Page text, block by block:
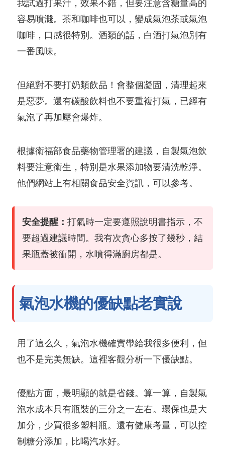
我試過打果汁，效果不錯，但要注意含糖量高的
容易噴濺。茶和咖啡也可以，變成氣泡茶或氣泡
咖啡，口感很特別。酒類的話，白酒打氣泡別有
一番風味。
但絕對不要打奶類飲品！會整個凝固，清理起來
是惡夢。還有碳酸飲料也不要重複打氣，已經有
氣泡了再加壓會爆炸。
根據衛福部食品藥物管理署的建議，自製氣泡飲
料要注意衛生，特別是水果添加物要清洗乾淨。
他們網站上有相關食品安全資訊，可以參考。
安全提醒： 打氣時一定要遵照說明書指示，不
要超過建議時間。我有次貪心多按了幾秒，結
果瓶蓋被衝開，水噴得滿廚房都是。
氣泡水機的優缺點老實說
用了這么久，氣泡水機確實帶給我很多便利，但
也不是完美無缺。這裡客觀分析一下優缺點。
優點方面，最明顯的就是省錢。算一算，自製氣
泡水成本只有瓶裝的三分之一左右。環保也是大
加分，少買很多塑料瓶。還有健康考量，可以控
制糖分添加，比喝汽水好。